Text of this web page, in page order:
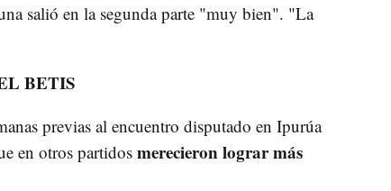
salió en la segunda parte "muy bien". "La
BETIS
previas al encuentro disputado en Ipurúa
en otros partidos merecieron lograr más